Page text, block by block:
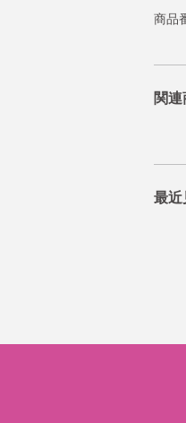
商品
関
最近